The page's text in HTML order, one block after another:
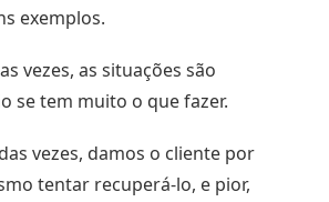
exemplos.
vezes, as situações são
se tem muito o que fazer.
vezes, damos o cliente por
tentar recuperá-lo, e pior,